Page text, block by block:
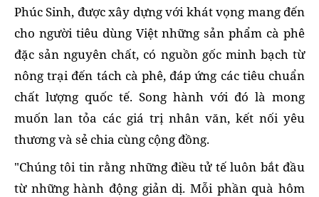
Phúc Sinh, được xây dựng với khát vọng mang đến
cho người tiêu dùng Việt những sản phẩm cà phê
đặc sản nguyên chất, có nguồn gốc minh bạch từ
nông trại đến tách cà phê, đáp ứng các tiêu chuẩn
chất lượng quốc tế. Song hành với đó là mong
muốn lan tỏa các giá trị nhân văn, kết nối yêu
thương và sẻ chia cùng cộng đồng.
"Chúng tôi tin rằng những điều tử tế luôn bắt đầu
từ những hành động giản dị. Mỗi phần quà hôm